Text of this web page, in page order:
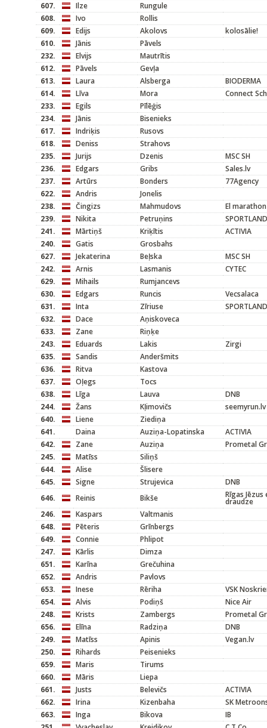
607.
Ilze
Rungule
608.
Ivo
Rollis
609.
Edijs Akolovs
kolosālie!
610.
Jānis
Pāvels
232.
Elvijs
Mautrītis
612.
Pāvels
Gevļa
613.
Laura Alsberga
BIODERMA
614.
Līva Mora
Connect
233.
Egils
Pīlēģis
234.
Jānis
Bisenieks
617.
Indriķis
Rusovs
618.
Deniss
Strahovs
235.
Jurijs Dzenis
MSC SH
236.
Edgars Gribs
Sales.lv
237.
Artūrs Bonders
77Agency
622.
Andris
Jonelis
238.
Čingizs Mahmudovs
El marathon
239.
Nikita Petruņins
SPORTLAND
241.
Mārtiņš Kriķītis
ACTIVIA
240.
Gatis
Grosbahs
627.
Jekaterina Beļska
MSC SH
242.
Arnis Lasmanis
CYTEC
629.
Mihails
Rumjancevs
630.
Edgars Runcis
Vecsalaca
631.
Inta Zīriuse
SPORTLAND
632.
Dace
Aņiskoveca
633.
Zane
Riņķe
243.
Eduards Lakis
Zirgi
635.
Sandis
Anderšmits
636.
Ritva
Kastova
637.
Oļegs
Tocs
638.
Līga Lauva
DNB
244.
Žans Kļimovičs
seemyrun.lv
640.
Liene
Ziediņa
641.
Daina Auziņa-Lopatinska
ACTIVIA
642.
Zane Auziņa
Prometal
245.
Matīss
Siliņš
644.
Alise
Šlisere
645.
Signe Strujevica
DNB
646.
Reinis Bikše Rīgas
draudze
246.
Kaspars
Valtmanis
648.
Pēteris
Grīnbergs
649.
Connie
Phlipot
247.
Kārlis
Dimza
651.
Karīna
Grečuhina
652.
Andris
Pavlovs
653.
Inese Rēriha
VSK
654.
Alvis Podiņš
Nice Air
248.
Krists Zambergs
Prometal
656.
Elīna Radziņa
DNB
249.
Matīss Apinis
Vegan.lv
250.
Rihards
Peisenieks
659.
Maris
Tirums
660.
Māris
Liepa
661.
Justs Belevičs
ACTIVIA
662.
Irina Kizenbaha
SK
663.
Inga Bikova
IB